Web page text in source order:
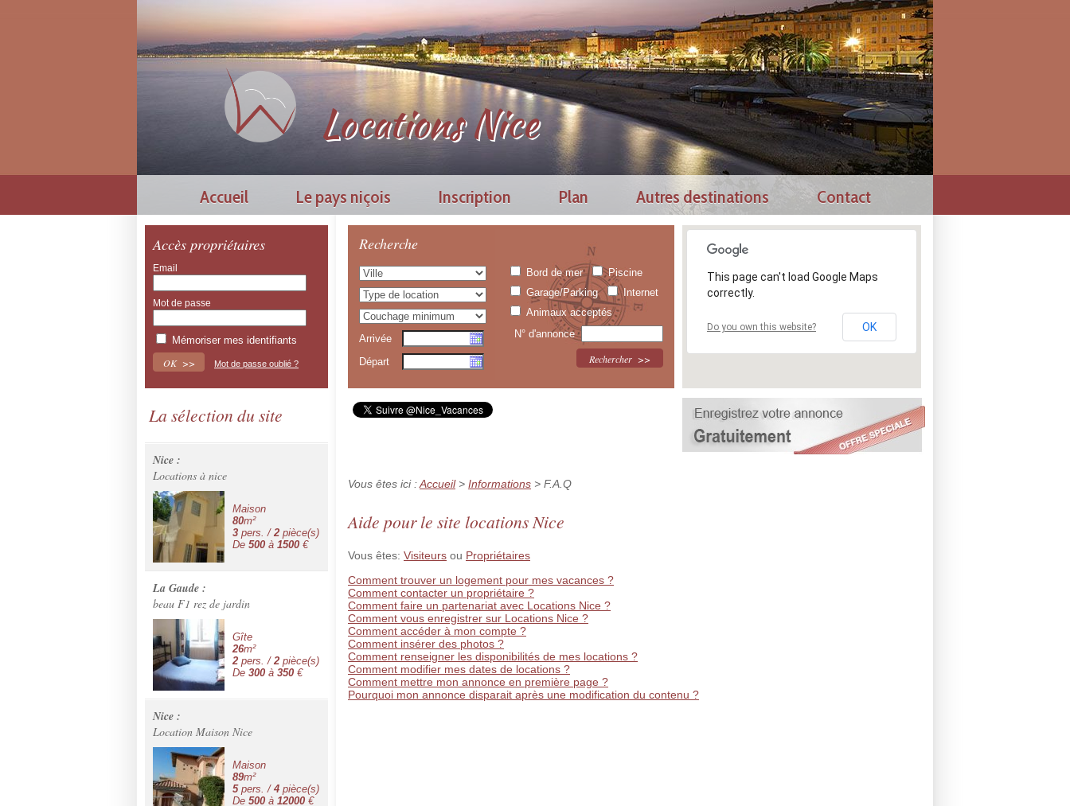
Locations Nice
Accueil Le pays niçois Inscription Plan Autres destinations Contact
Recherche
Arrivée
Départ
Bord de mer
Piscine
Garage/Parking
Internet
Animaux acceptés
N° d'annonce
This page can't load Google Maps
correctly.
Do you own this website? OK
Vous êtes ici :Accueil> Informations > F.A.Q
Aide pour le site locations Nice
Vous êtes: Visiteurs ou Propriétaires
Comment trouver un logement pour mes vacances ?
Comment contacter un propriétaire ?
Comment faire un partenariat avec Locations Nice ?
Comment vous enregistrer sur Locations Nice ?
Comment accéder à mon compte ?
Comment insérer des photos ?
Comment renseigner les disponibilités de mes locations ?
Comment modifier mes dates de locations ?
Comment mettre mon annonce en première page ?
Pourquoi mon annonce disparait après une modification du contenu ?
Accès propriétaires
Email
Mot de passe
Mémoriser mes identifiants
Mot de passe oublié ?
La sélection du site
Nice :
Locations à nice
Maison
80m²
3 pers. / 2 pièce(s)
De 500 à 1500 €
La Gaude :
beau F1 rez de jardin
Gîte
26m²
2 pers. / 2 pièce(s)
De 300 à 350 €
Nice :
Location Maison Nice
Maison
89m²
5pers. / 4 pièce(s)
De 500 à 12000 €